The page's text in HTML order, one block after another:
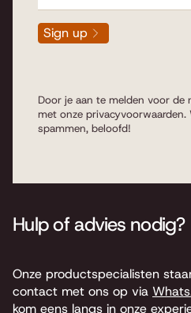
Sign up
Door je aan te melden voor de
met onze privacyvoorwaarden.
spammen, beloofd!
Hulp of advies nodig?
Onze productspecialisten
contact met ons op via
kom eens langs in onze